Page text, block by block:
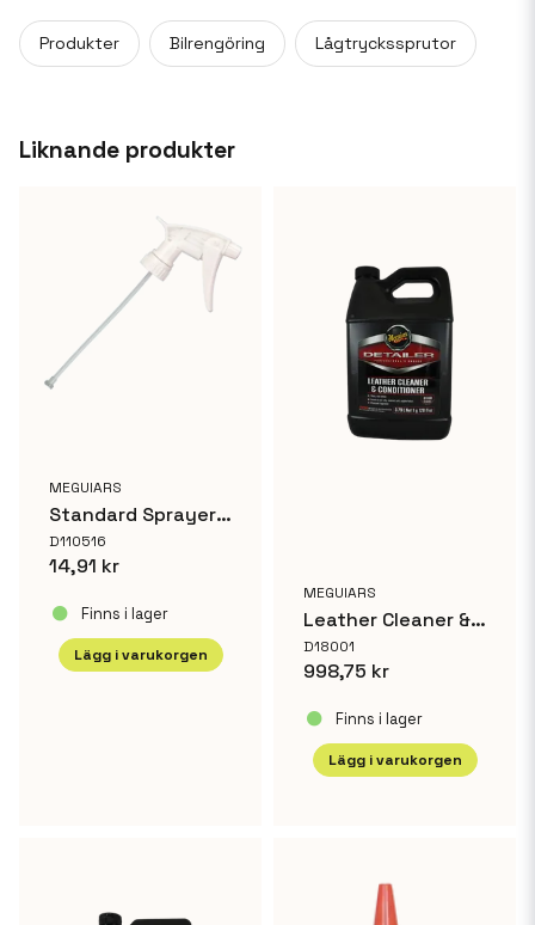
Ja, ni får publicera min fråga
Produkter Bilrengöring Lågtryckssprutor
Liknande produkter
MEGUIARS
Standard Sprayer 12/ctn
D110516
14,91 kr
Finns i lager
Lägg i varukorgen
MEGUIARS
Leather Cleaner & Conditioner
D18001
998,75 kr
Finns i lager
Lägg i varukorgen